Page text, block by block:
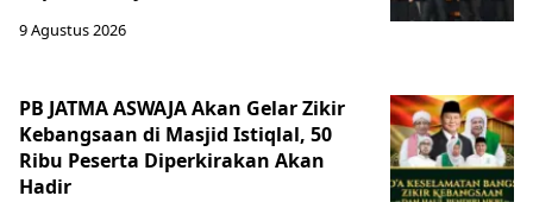
9 Agustus 2026
PB JATMA ASWAJA Akan Gelar Zikir
Kebangsaan di Masjid Istiqlal, 50
Ribu Peserta Diperkirakan Akan
Hadir